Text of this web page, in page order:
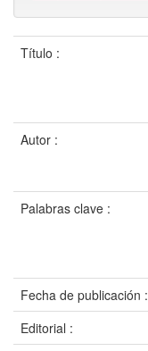
Título :
Autor :
Palabras clave :
Fecha de publicación :
Editorial :